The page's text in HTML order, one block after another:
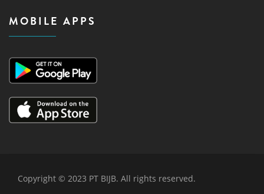
MOBILE APPS
Copyright © 2023 PT BIJB. All rights reserved.